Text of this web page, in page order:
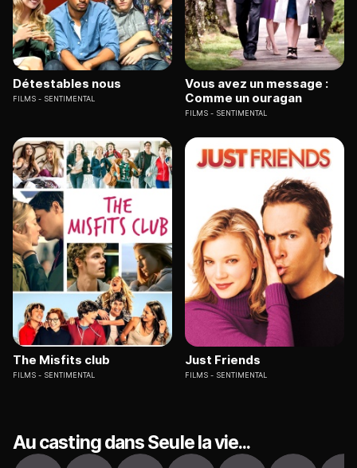
Détestables nous
FILMS SENTIMENTAL
Vous avez un message :
Comme un ouragan
FILMS SENTIMENTAL
The Misfits club
FILMS SENTIMENTAL
Just Friends
FILMS SENTIMENTAL
Au casting dans Seule la vie...